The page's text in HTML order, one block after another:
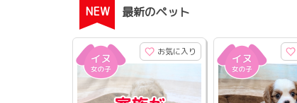
NEW 最新のペット
お気に入り